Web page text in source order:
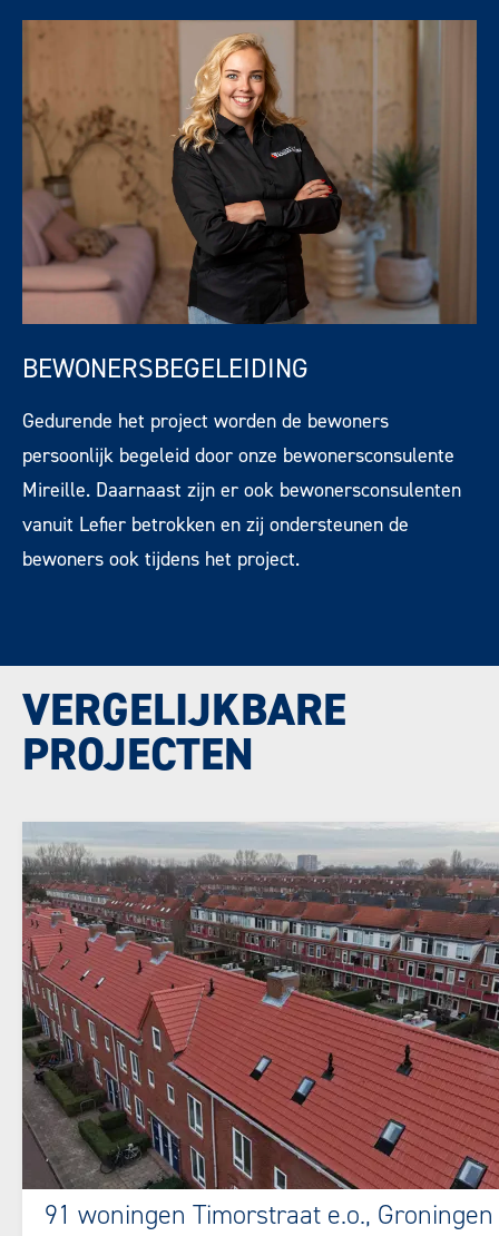
BEWONERSBEGELEIDING
Gedurende het project worden de bewoners
persoonlijk begeleid door onze bewonersconsulente
Mireille. Daarnaast zijn er ook bewonersconsulenten
vanuit Lefier betrokken en zij ondersteunen de
bewoners ook tijdens het project.
VERGELIJKBARE
PROJECTEN
91 woningen Timorstraat e.o., Groningen